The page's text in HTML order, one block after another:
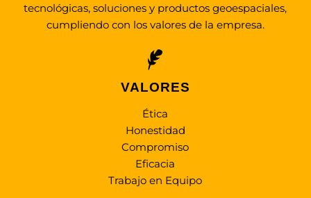
tecnológicas, soluciones y productos geoespaciales,
cumpliendo con los valores de la empresa.
VALORES
Ética
Honestidad
Compromiso
Eficacia
Trabajo en Equipo